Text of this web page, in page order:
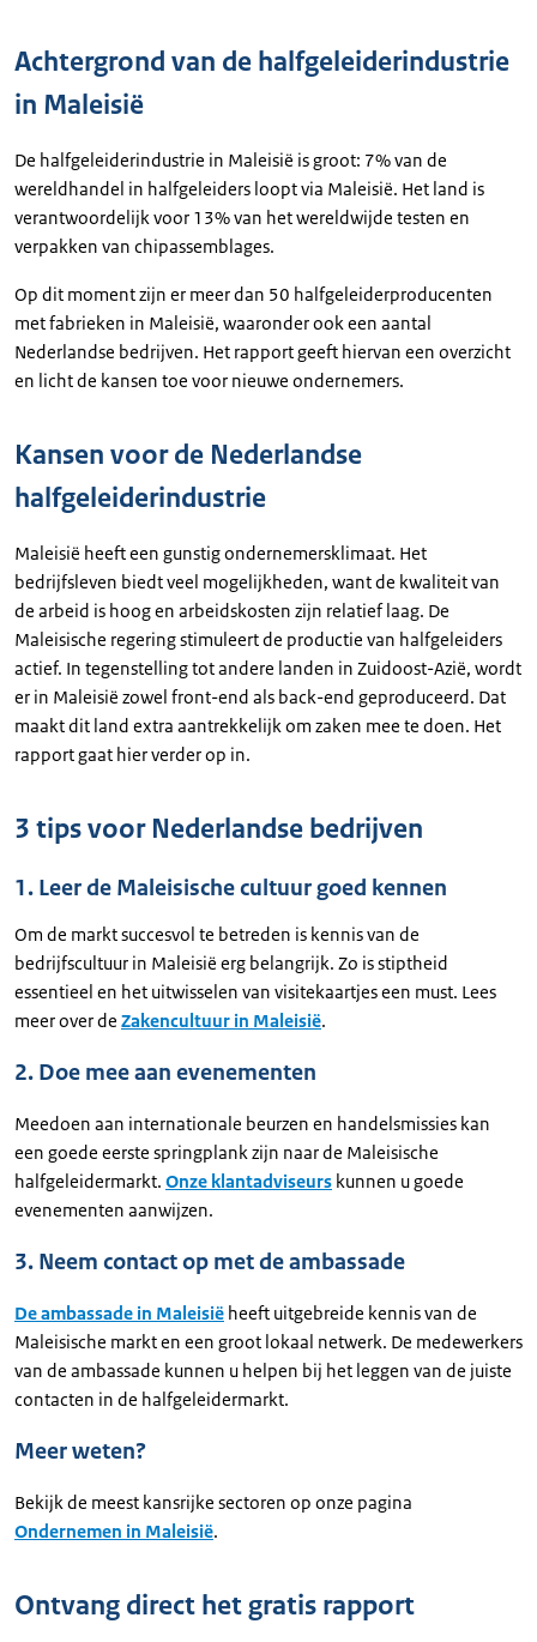
Achtergrond van de halfgeleiderindustrie
in Maleisië
De halfgeleiderindustrie in Maleisië is groot: 7% van de
wereldhandel in halfgeleiders loopt via Maleisië. Het land is
verantwoordelijk voor 13% van het wereldwijde testen en
verpakken van chipassemblages.
Op dit moment zijn er meer dan 50 halfgeleiderproducenten
met fabrieken in Maleisië, waaronder ook een aantal
Nederlandse bedrijven. Het rapport geeft hiervan een overzicht
en licht de kansen toe voor nieuwe ondernemers.
Kansen voor de Nederlandse
halfgeleiderindustrie
Maleisië heeft een gunstig ondernemersklimaat. Het
bedrijfsleven biedt veel mogelijkheden, want de kwaliteit van
de arbeid is hoog en arbeidskosten zijn relatief laag. De
Maleisische regering stimuleert de productie van halfgeleiders
actief. In tegenstelling tot andere landen in Zuidoost-Azië, wordt
er in Maleisië zowel front-end als back-end geproduceerd. Dat
maakt dit land extra aantrekkelijk om zaken mee te doen. Het
rapport gaat hier verder op in.
3 tips voor Nederlandse bedrijven
1. Leer de Maleisische cultuur goed kennen
Om de markt succesvol te betreden is kennis van de
bedrijfscultuur in Maleisië erg belangrijk. Zo is stiptheid
essentieel en het uitwisselen van visitekaartjes een must. Lees
meer over de Zakencultuur in Maleisië.
2. Doe mee aan evenementen
Meedoen aan internationale beurzen en handelsmissies kan
een goede eerste springplank zijn naar de Maleisische
halfgeleidermarkt. Onze klantadviseurs kunnen u goede
evenementen aanwijzen.
3. Neem contact op met de ambassade
De ambassade in Maleisië heeft uitgebreide kennis van de
Maleisische markt en een groot lokaal netwerk. De medewerkers
van de ambassade kunnen u helpen bij het leggen van de juiste
contacten in de halfgeleidermarkt.
Meer weten?
Bekijk de meest kansrijke sectoren op onze pagina
Ondernemen in Maleisië.
Ontvang direct het gratis rapport